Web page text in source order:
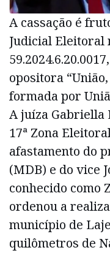
A cassação é
Judicial Eleitoral
opositora
formada por
A juíza Gabriella
17ª Zona
afastamento do
(MDB) e do vice
conhecido como
ordenou a
município de
quilômetros de